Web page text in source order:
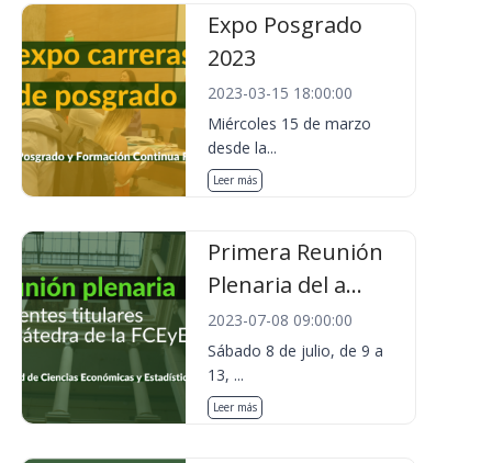
Expo Posgrado
2023
2023-03-15 18:00:00
Miércoles 15 de marzo
desde la...
Leer más
Primera Reunión
Plenaria del a...
2023-07-08 09:00:00
Sábado 8 de julio, de 9 a
13, ...
Leer más